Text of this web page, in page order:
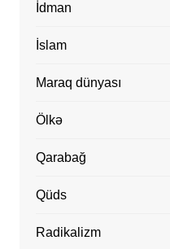
İdman
İslam
Maraq dünyası
Ölkə
Qarabağ
Qüds
Radikalizm